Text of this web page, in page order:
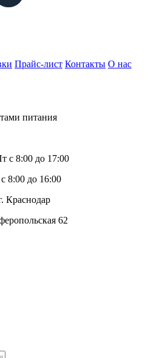
Прайс-лист Контакты О нас
питания
с 8:00 до 17:00
8:00 до 16:00
Краснодар
62